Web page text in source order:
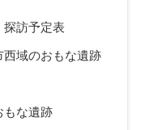
探訪予定表
域のおもな遺跡
もな遺跡